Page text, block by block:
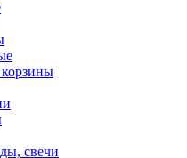
свечи